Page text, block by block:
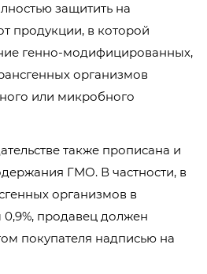
защитить на
продукции, в которой
генно-модифицированных,
организмов
или микробного
также прописана и
ГМО. В частности, в
организмов в
продавец должен
покупателя надписью на